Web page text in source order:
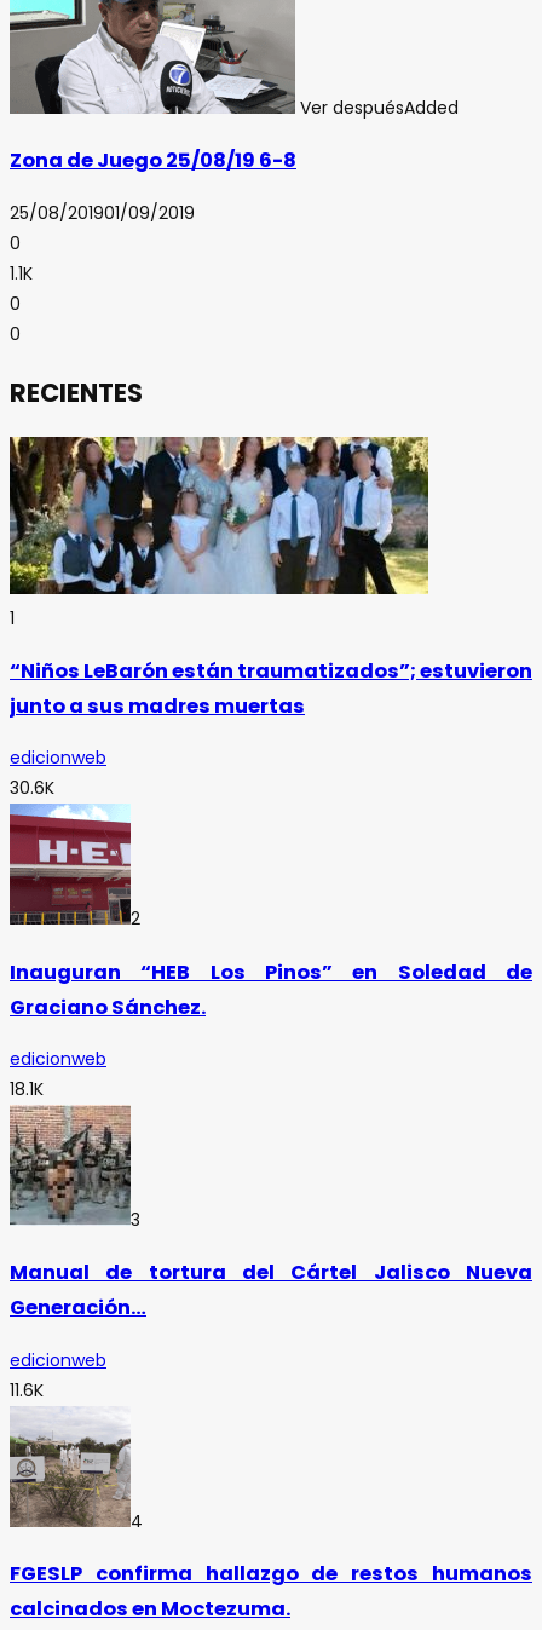
Ver despuésAdded
Zona de Juego 25/08/19 6-8
25/08/201901/09/2019
0
1.1K
0
0
RECIENTES
1
“Niños LeBarón están traumatizados”; estuvieron
junto a sus madres muertas
edicionweb
30.6K
2
Inauguran “HEB Los Pinos” en Soledad de
Graciano Sánchez.
edicionweb
18.1K
3
Manual de tortura del Cártel Jalisco Nueva
Generación…
edicionweb
11.6K
4
FGESLP confirma hallazgo de restos humanos
calcinados en Moctezuma.